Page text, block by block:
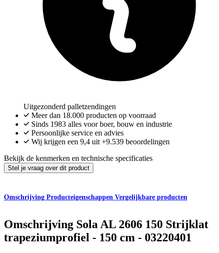
Uitgezonderd palletzendingen
Meer dan 18.000 producten op voorraad
Sinds 1983 alles voor boer, bouw en industrie
Persoonlijke service en advies
Wij krijgen een 9,4 uit +9.539 beoordelingen
Bekijk de kenmerken en technische specificaties
Stel je vraag over dit product
Omschrijving Producteigenschappen Vergelijkbare producten
Omschrijving Sola AL 2606 150 Strijklat
trapeziumprofiel - 150 cm - 03220401